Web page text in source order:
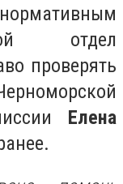
отдел
проверять
Елена